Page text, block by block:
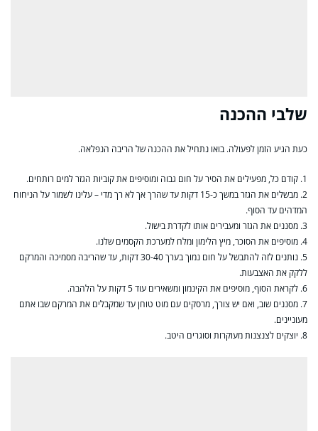
שלבי ההכנה
כעת הגיע הזמן לפעולה. בואו נתחיל את ההכנה של הריבה הנפלאה.
1. קודם כל, מפעילים את הסיר על חום גבוה ומוסיפים את קוביות הגזר למים רותחים.
2. מבשלים את הגזר במשך כ-15 דקות עד שהרך אך לא רך מדי – עלינו לשמור על הניחוח
המדהים עד הסוף.
3. מסננים את הגזר ומעבירים אותו לקדרת בישול.
4. מוסיפים את הסוכר, מיץ הלימון ומלח למערכת הקסמים שלנו.
5. נותנים לזה להתבשל על חום נמוך בערך 30-40 דקות, עד שהריבה מסמיכה והמרקם
ללקק את האצבעות.
6. לקראת הסוף, מוסיפים את הקינמון ומשאירים עוד 5 דקות על הלהבה.
7. מסננים שוב, ואם יש צורך, מרסקים עם מוט טוחן עד שמקבלים את המרקם שבו אתם
מעוניינים.
8. יוצקים לצנצנות מעוקרות וסוגרים היטב.